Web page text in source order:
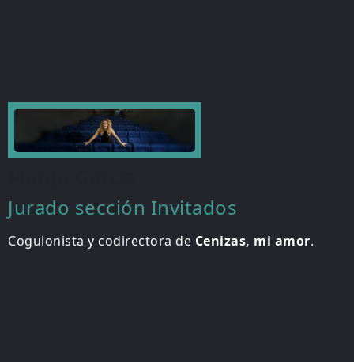
Jurado sección Invitados
Coguionista y codirectora de Cenizas, mi amor.